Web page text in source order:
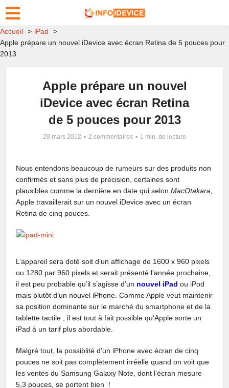
Accueil
iPad
Apple prépare un nouvel iDevice avec écran Retina de 5 pouces pour
2013
Apple prépare un nouvel
iDevice avec écran Retina
de 5 pouces pour 2013
29 mars 2012 2 commentaires 1 min. de lecture
Nous entendons beaucoup de rumeurs sur des produits non
confirmés et sans plus de précision, certaines sont
plausibles comme la dernière en date qui selonMacOtakara,
Apple travaillerait sur un nouvel iDevice avec un écran
Retina de cinq pouces.
L’appareil sera doté soit d’un affichage de 1600 x 960 pixels
ou 1280 par 960 pixels et serait présenté l’année prochaine,
il est peu probable qu’il s’agisse d’un nouvel iPad ou iPod
mais plutôt d’un nouvel iPhone. Comme Apple veut maintenir
sa position dominante sur le marché du smartphone et de la
tablette tactile , il est tout à fait possible qu’Apple sorte un
iPad à un tarif plus abordable.
Malgré tout, la possiblité d’un iPhone avec écran de cinq
pouces ne soit pas complètement irréelle quand on voit que
les ventes du Samsung Galaxy Note, dont l’écran mesure
5,3 pouces, se portent bien !